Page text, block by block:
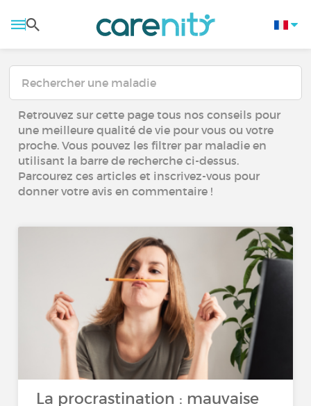
Retrouvez sur cette page tous nos conseils pour
une meilleure qualité de vie pour vous ou votre
proche. Vous pouvez les filtrer par maladie en
utilisant la barre de recherche ci-dessus.
Parcourez ces articles et inscrivez-vous pour
donner votre avis en commentaire !
La procrastination : mauvaise